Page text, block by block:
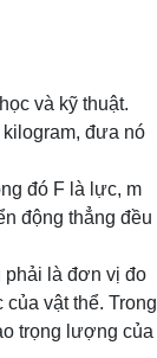
và kỹ thuật.
đưa nó
đó F là lực, m
động thẳng đều
phải là đơn vị đo
vật thể. Trong
trọng lượng của